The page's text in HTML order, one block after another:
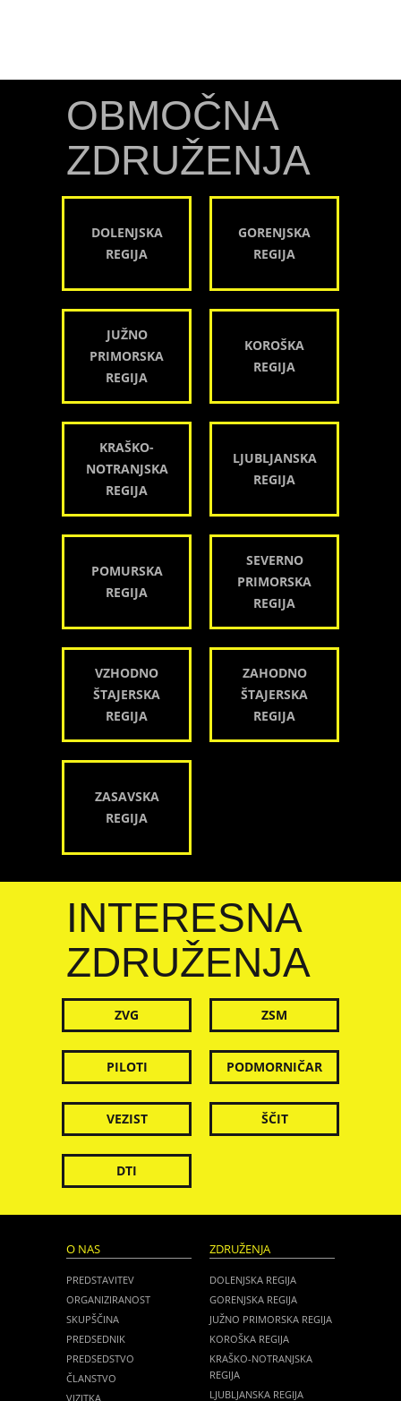
OBMOČNA
ZDRUŽENJA
DOLENJSKA
REGIJA
GORENJSKA
REGIJA
JUŽNO
PRIMORSKA
REGIJA
KOROŠKA
REGIJA
KRAŠKO-
NOTRANJSKA
REGIJA
LJUBLJANSKA
REGIJA
POMURSKA
REGIJA
SEVERNO
PRIMORSKA
REGIJA
VZHODNO
ŠTAJERSKA
REGIJA
ZAHODNO
ŠTAJERSKA
REGIJA
ZASAVSKA
REGIJA
INTERESNA
ZDRUŽENJA
ZVG ZSM
PILOTI PODMORNIČAR
VEZIST ŠČIT
DTI
O NAS
PREDSTAVITEV
ORGANIZIRANOST
SKUPŠČINA
PREDSEDNIK
PREDSEDSTVO
ČLANSTVO
VIZITKA
ZDRUŽENJA
DOLENJSKA REGIJA
GORENJSKA REGIJA
JUŽNO PRIMORSKA REGIJA
KOROŠKA REGIJA
KRAŠKO-NOTRANJSKA
REGIJA
LJUBLJANSKA REGIJA